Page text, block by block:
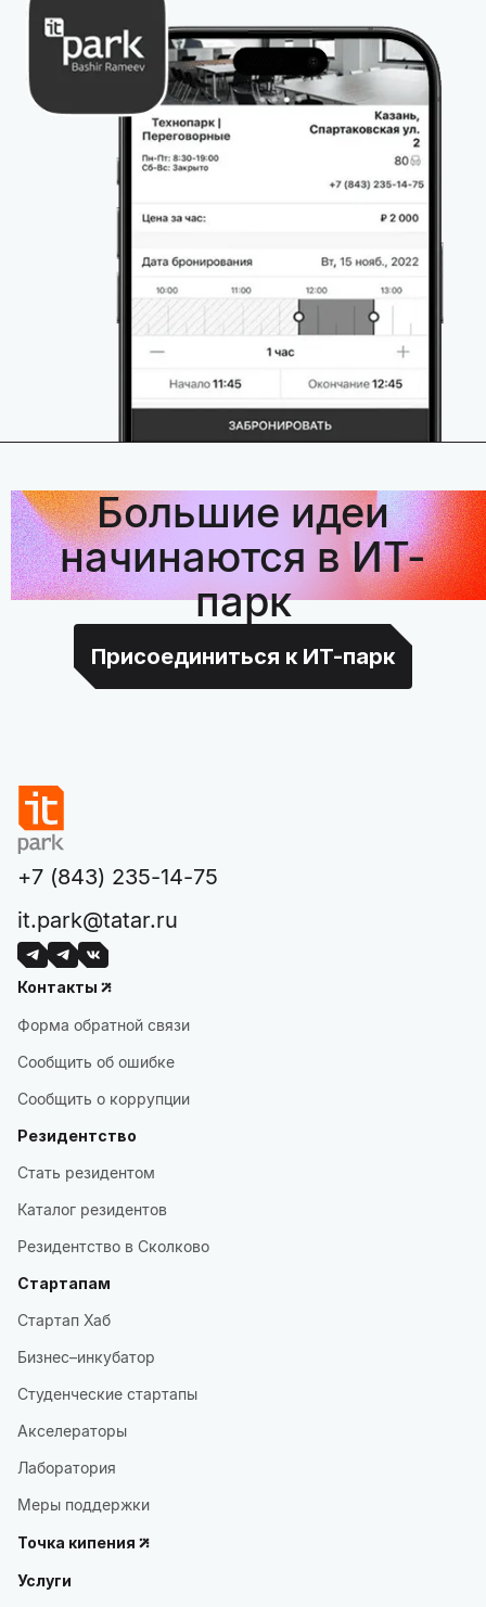
Большие идеи
начинаются в ИТ-
парк
Присоединиться к ИТ-парк
+7 (843) 235-14-75
it.park@tatar.ru
Контакты
Форма обратной связи
Сообщить об ошибке
Сообщить о коррупции
Резидентство
Стать резидентом
Каталог резидентов
Резидентство в Сколково
Стартапам
Стартап Хаб
Бизнес–инкубатор
Студенческие стартапы
Акселераторы
Лаборатория
Меры поддержки
Точка кипения
Услуги